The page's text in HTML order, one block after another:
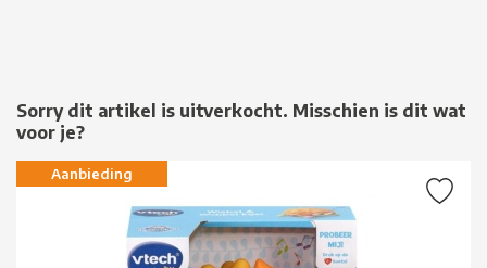
Sorry dit artikel is uitverkocht. Misschien is dit wat
voor je?
Aanbieding